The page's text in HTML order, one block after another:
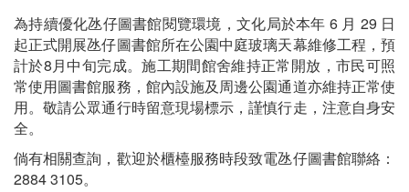
為持續優化氹仔圖書館閱覽環境，文化局於本年 6 月 29 日
起正式開展氹仔圖書館所在公園中庭玻璃天幕維修工程，預
計於8月中旬完成。施工期間館舍維持正常開放，市民可照
常使用圖書館服務，館內設施及周邊公園通道亦維持正常使
用。敬請公眾通行時留意現場標示，謹慎行走，注意自身安
全。
倘有相關查詢，歡迎於櫃檯服務時段致電氹仔圖書館聯絡：
2884 3105。